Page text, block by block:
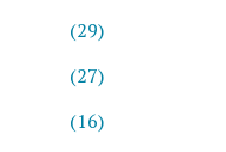
(29)
(27)
(16)